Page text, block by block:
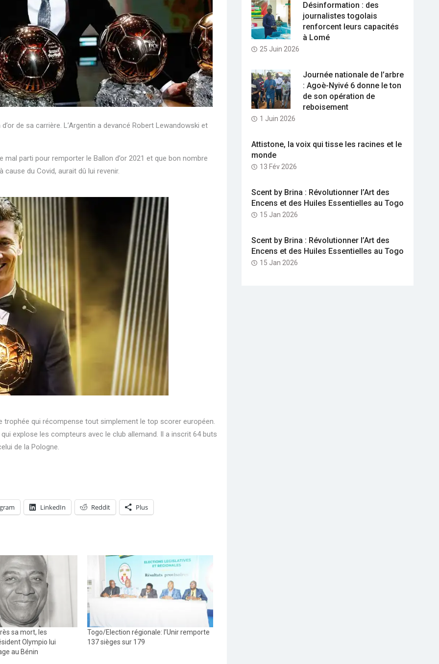
de sa carrière. L’Argentin a devancé Robert Lewandowski et
parti pour remporter le Ballon d’or 2021 et que bon nombre
cause du Covid, aurait dû lui revenir.
qui récompense tout simplement le top scorer européen.
explose les compteurs avec le club allemand. Il a inscrit 64 buts
de la Pologne.
LinkedIn Reddit Plus
sa mort, les
Olympio lui
au Bénin
Togo/Election régionale: l’Unir remporte
137 sièges sur 179
Désinformation : des
journalistes togolais
renforcent leurs capacités
à Lomé
25 Juin 2026
Journée nationale de l’arbre
: Agoè-Nyivé 6 donne le ton
de son opération de
reboisement
1 Juin 2026
Attistone, la voix qui tisse les racines et le
monde
13 Fév 2026
Scent by Brina : Révolutionner l’Art des
Encens et des Huiles Essentielles au Togo
15 Jan 2026
Scent by Brina : Révolutionner l’Art des
Encens et des Huiles Essentielles au Togo
15 Jan 2026